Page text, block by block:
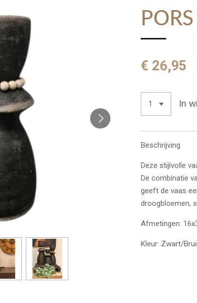
€ 26,95
In
Beschrijving
Deze stijlvolle
De combinatie
geeft de vaas
droogbloemen,
Afmetingen:
Kleur: Zwart/